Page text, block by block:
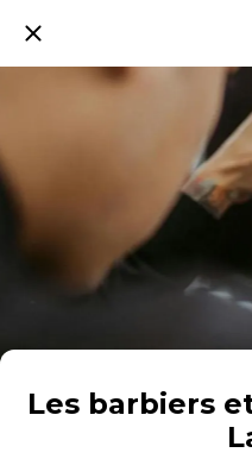
Les barbiers